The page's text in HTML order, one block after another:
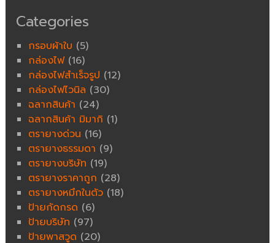
Categories
กรอบผ้าใบ (5)
กล่องไฟ(16)
กล่องไฟสำเร็จรูป (12)
กล่องไฟไวนิล (30)
ฉลากสินค้า (24)
ฉลากสินค้า มิมากิ (1)
ตรายางด่วน (16)
ตรายางธรรมดา (9)
ตรายางบริษัท (19)
ตรายางราคาถูก (28)
ตรายางหมึกในตัว (18)
ป้ายกัดกรด (6)
ป้ายบริษัท (97)
ป้ายพาสวูด (20)